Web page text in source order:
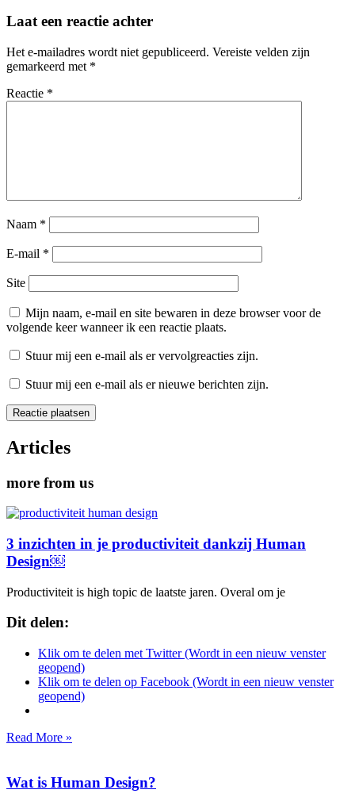
Laat een reactie achter
Het e-mailadres wordt niet gepubliceerd. Vereiste velden zijn
gemarkeerd met *
Reactie *
Naam *
E-mail *
Site
Mijn naam, e-mail en site bewaren in deze browser voor de
volgende keer wanneer ik een reactie plaats.
Stuur mij een e-mail als er vervolgreacties zijn.
Stuur mij een e-mail als er nieuwe berichten zijn.
Articles
more from us
3 inzichten in je productiviteit dankzij Human
Design￼
Productiviteit is high topic de laatste jaren. Overal om je
Dit delen:
Klik om te delen met Twitter (Wordt in een nieuw venster
geopend)
Klik om te delen op Facebook (Wordt in een nieuw venster
geopend)
Read More »
Wat is Human Design?